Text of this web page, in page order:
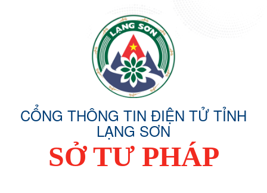
CỔNG THÔNG TIN ĐIỆN TỬ TỈNH
LẠNG SƠN
SỞ TƯ PHÁP